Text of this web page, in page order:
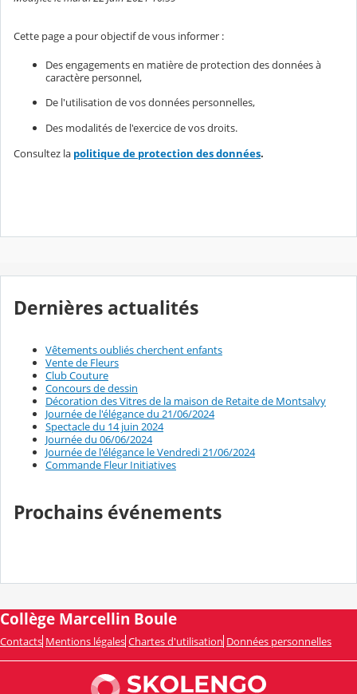
Cette page a pour objectif de vous informer :
Des engagements en matière de protection des données à
caractère personnel,
De l'utilisation de vos données personnelles,
Des modalités de l'exercice de vos droits.
Consultez la politique de protection des données.
Dernières actualités
Vêtements oubliés cherchent enfants
Vente de Fleurs
Club Couture
Concours de dessin
Décoration des Vitres de la maison de Retaite de Montsalvy
Journée de l'élégance du 21/06/2024
Spectacle du 14 juin 2024
Journée du 06/06/2024
Journée de l'élégance le Vendredi 21/06/2024
Commande Fleur Initiatives
Prochains événements
Collège Marcellin Boule
Contacts Mentions légales Chartes d'utilisation Données personnelles